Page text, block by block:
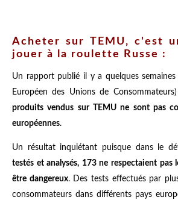
Acheter sur TEMU, c'est
jouer à la roulette Russe :
Un rapport publié il y a quelques semaines
Européen des Unions de
produits vendus sur TEMU ne sont pas
européennes.
Un résultat inquiétant puisque dans le
testés et analysés, 173 ne respectaient pas
être dangereux. Des tests effectués par
consommateurs dans différents pays